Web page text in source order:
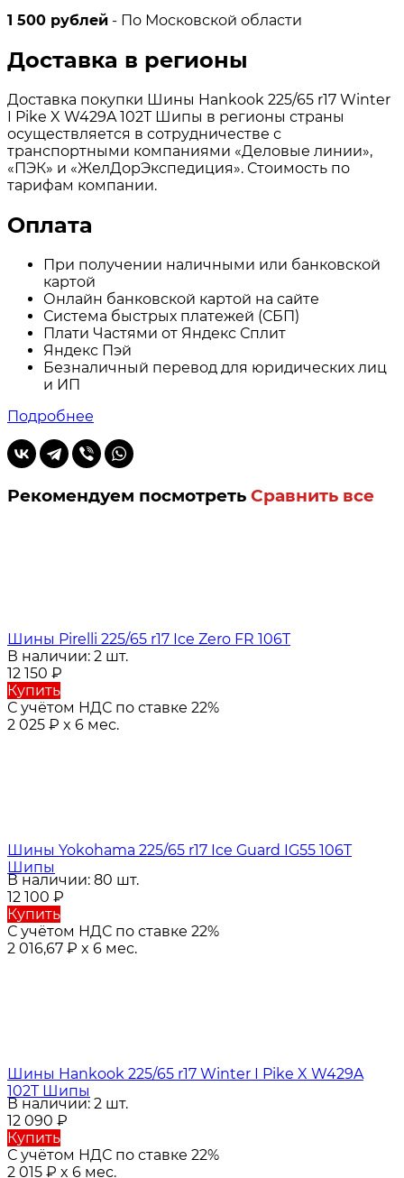
1 500 рублей - По Московской области
Доставка в регионы
Доставка покупки Шины Hankook 225/65 r17 Winter
I Pike X W429A 102T Шипы в регионы страны
осуществляется в сотрудничестве с
транспортными компаниями «Деловые линии»,
«ПЭК» и «ЖелДорЭкспедиция». Стоимость по
тарифам компании.
Оплата
При получении наличными или банковской
картой
Онлайн банковской картой на сайте
Система быстрых платежей (СБП)
Плати Частями от Яндекс Сплит
Яндекс Пэй
Безналичный перевод для юридических лиц
и ИП
Подробнее
Рекомендуем посмотреть Сравнить все
Шины Pirelli 225/65 r17 Ice Zero FR 106T
В наличии: 2 шт.
12 150 ₽
Купить
С учётом НДС по ставке 22%
2 025 ₽ x 6 мес.
Шины Yokohama 225/65 r17 Ice Guard IG55 106T
Шипы
В наличии: 80 шт.
12 100 ₽
Купить
С учётом НДС по ставке 22%
2 016,67 ₽ x 6 мес.
Шины Hankook 225/65 r17 Winter I Pike X W429A
102T Шипы
В наличии: 2 шт.
12 090 ₽
Купить
С учётом НДС по ставке 22%
2 015 ₽ x 6 мес.